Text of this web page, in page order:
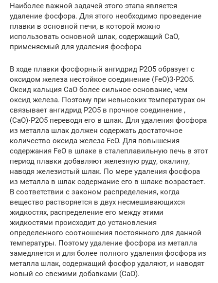
Наиболее важной задачей этого этапа является
удаление фосфора. Для этого необходимо проведение
плавки в основной печи, в которой можно
использовать основной шлак, содержащий СаО,
применяемый для удаления фосфора
В ходе плавки фосфорный ангидрид Р2О5 образует с
оксидом железа нестойкое соединение (FeO)3⋅Р2О5.
Оксид кальция СаО более сильное основание, чем
оксид железа. Поэтому при невысоких температурах он
связывает ангидрид Р2О5 в прочное соединение ,
(CaO)⋅Р2О5 переводя его в шлак. Для удаления фосфора
из металла шлак должен содержать достаточное
количество оксида железа FeO. Для повышения
содержания FeO в шлаке в сталеплавильную печь в этот
период плавки добавляют железную руду, окалину,
наводя железистый шлак. По мере удаления фосфора
из металла в шлак содержание его в шлаке возрастает.
В соответствии с законом распределения, когда
вещество растворяется в двух несмешивающихся
жидкостях, распределение его между этими
жидкостями происходит до установления
определенного соотношения постоянного для данной
температуры. Поэтому удаление фосфора из металла
замедляется и для более полного удаления фосфора из
металла шлак, содержащий фосфор удаляют, и наводят
новый со свежими добавками (CaO).